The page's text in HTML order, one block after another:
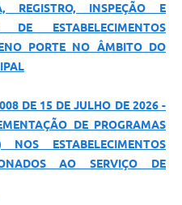
REGISTRO, INSPEÇÃO E
DE ESTABELECIMENTOS
PORTE NO ÂMBITO DO
DE 15 DE JULHO DE 2026 -
DE PROGRAMAS
ESTABELECIMENTOS
AO SERVIÇO DE